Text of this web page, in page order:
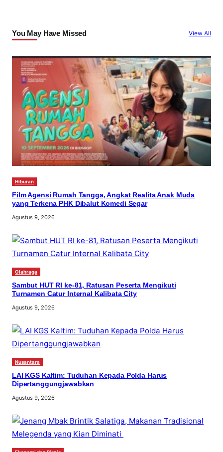
h
You May Have Missed View All
Hiburan
Film Agensi Rumah Tangga, Angkat Realita Anak Muda
yang Terkena PHK Dibalut Komedi Segar
Agustus 9, 2026
Olahraga
Sambut HUT RI ke-81, Ratusan Peserta Mengikuti
Turnamen Catur Internal Kalibata City
Agustus 9, 2026
Nusantara
LAI KGS Kaltim: Tuduhan Kepada Polda Harus
Dipertanggungjawabkan
Agustus 9, 2026